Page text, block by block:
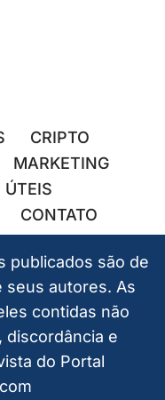
CRIPTO
MARKETING
ÚTEIS
CONTATO
publicados são de
seus autores. As
contidas não
discordância e
do Portal